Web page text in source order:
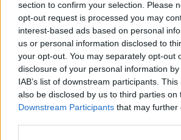
section to confirm your selection. Please
opt-out request is processed you may
interest-based ads based on personal
us or personal information disclosed to
your opt-out. You may separately opt-out
disclosure of your personal information
IAB’s list of downstream participants.
also be disclosed by us to third parties on
Downstream Participants that may further
Η σύζυγος του Ρίσι Σούνακ έξω από την
ομπρέλα
Όταν ο νέος πρωθυπουργός της
Στάρμερ, στάθηκε μπροστά στο
εντολή ανάληψης